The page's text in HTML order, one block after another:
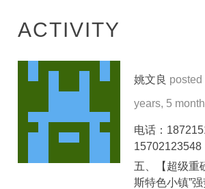
ACTIVITY
姚文良
years, 5
电话：
15702123548
五、【超级重
斯特色小镇”强